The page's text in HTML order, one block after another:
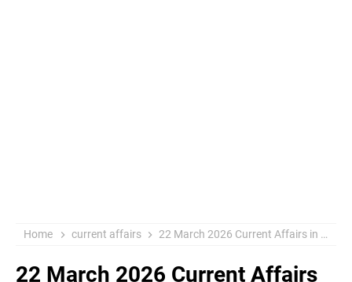
Home current affairs 22 March 2026 Current Affairs in | Today Current Affairs for Competitive Exams
22 March 2026 Current Affairs